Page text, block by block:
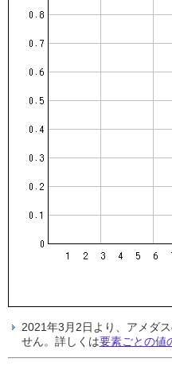
2021年3月2日より、アメダ
せん。詳しくは要素ごとの値